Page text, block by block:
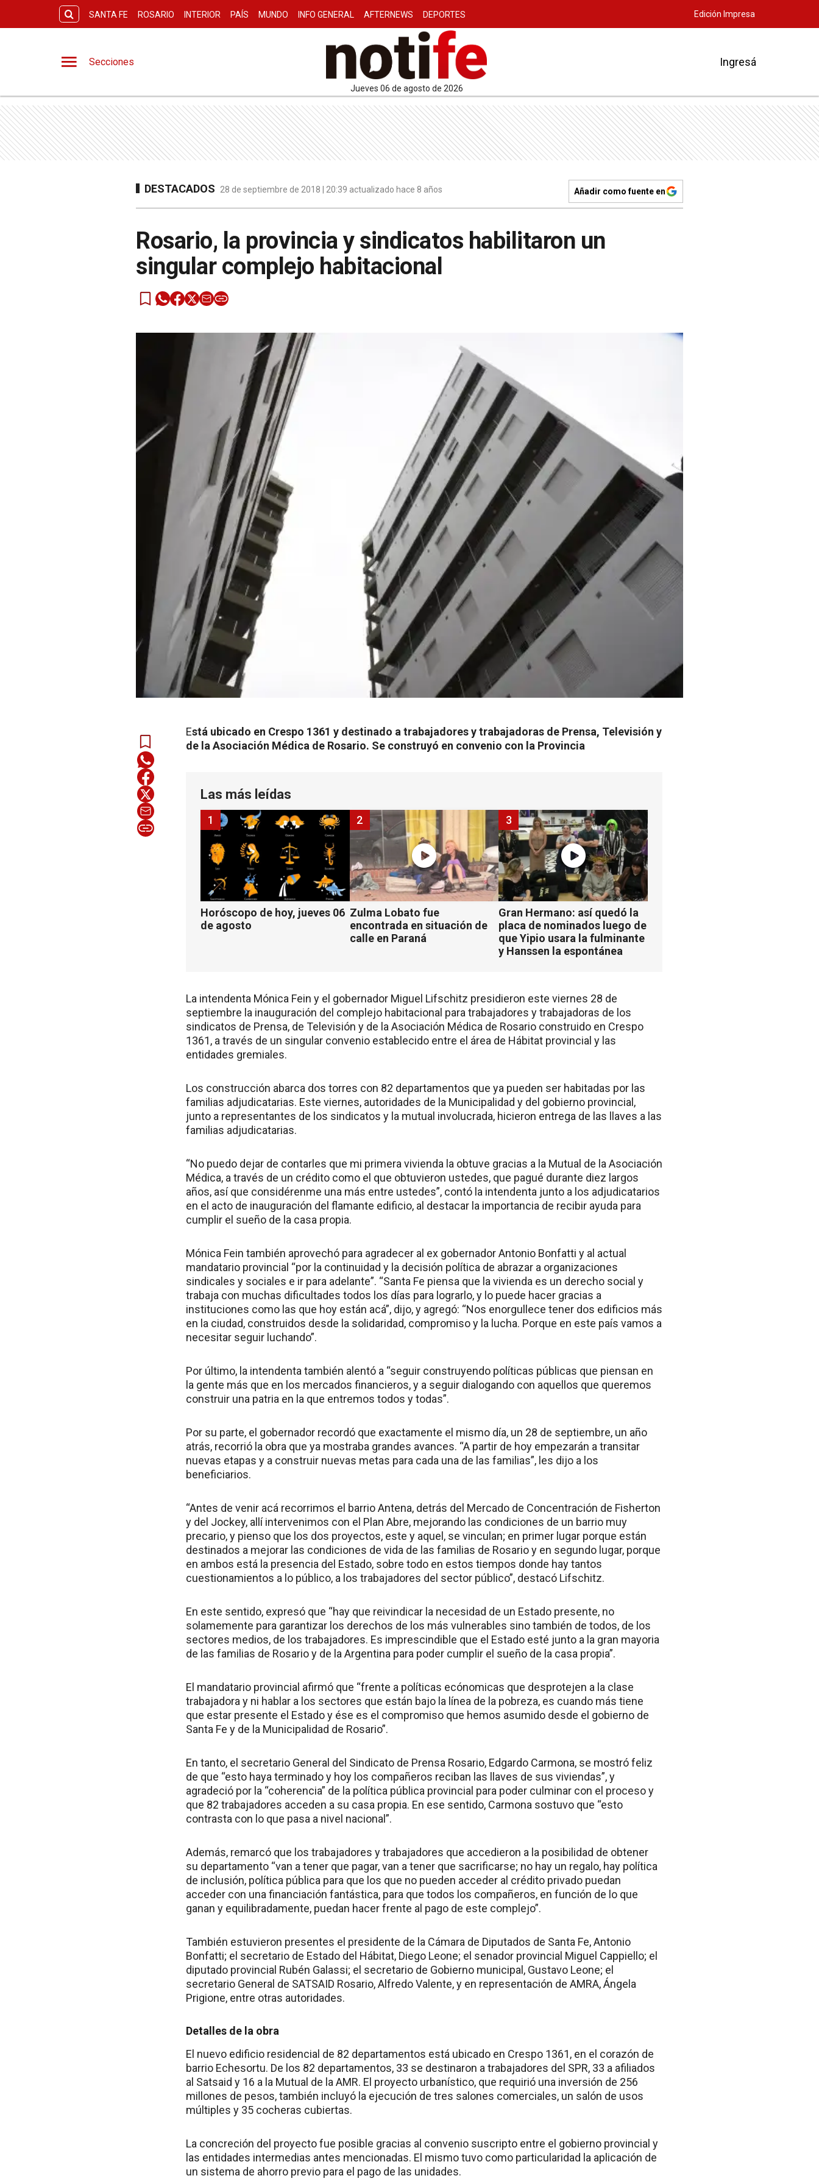
SANTA FE ROSARIO INTERIOR PAÍS MUNDO INFO GENERAL AFTERNEWS DEPORTES Edición Impresa
Secciones
jueves 06 de agosto de 2026
Ingresá
DESTACADOS 28 de septiembre de 2018 | 20:39 actualizado hace 8 años Añadir como fuente en
Rosario, la provincia y sindicatos habilitaron un
singular complejo habitacional
Está ubicado en Crespo 1361 y destinado a trabajadores y trabajadoras de Prensa, Televisión y
de la Asociación Médica de Rosario. Se construyó en convenio con la Provincia
Las más leídas
Horóscopo de hoy, jueves 06
de agosto
1
Zulma Lobato fue
encontrada en situación de
calle en Paraná
2
Gran Hermano: así quedó la
placa de nominados luego de
que Yipio usara la fulminante
y Hanssen la espontánea
3
La intendenta Mónica Fein y el gobernador Miguel Lifschitz presidieron este viernes 28 de
septiembre la inauguración del complejo habitacional para trabajadores y trabajadoras de los
sindicatos de Prensa, de Televisión y de la Asociación Médica de Rosario construido en Crespo
1361, a través de un singular convenio establecido entre el área de Hábitat provincial y las
entidades gremiales.
Los construcción abarca dos torres con 82 departamentos que ya pueden ser habitadas por las
familias adjudicatarias. Este viernes, autoridades de la Municipalidad y del gobierno provincial,
junto a representantes de los sindicatos y la mutual involucrada, hicieron entrega de las llaves a las
familias adjudicatarias.
“No puedo dejar de contarles que mi primera vivienda la obtuve gracias a la Mutual de la Asociación
Médica, a través de un crédito como el que obtuvieron ustedes, que pagué durante diez largos
años, así que considérenme una más entre ustedes”, contó la intendenta junto a los adjudicatarios
en el acto de inauguración del flamante edificio, al destacar la importancia de recibir ayuda para
cumplir el sueño de la casa propia.
Mónica Fein también aprovechó para agradecer al ex gobernador Antonio Bonfatti y al actual
mandatario provincial “por la continuidad y la decisión política de abrazar a organizaciones
sindicales y sociales e ir para adelante”. “Santa Fe piensa que la vivienda es un derecho social y
trabaja con muchas dificultades todos los días para lograrlo, y lo puede hacer gracias a
instituciones como las que hoy están acá”, dijo, y agregó: “Nos enorgullece tener dos edificios más
en la ciudad, construidos desde la solidaridad, compromiso y la lucha. Porque en este país vamos a
necesitar seguir luchando”.
Por último, la intendenta también alentó a “seguir construyendo políticas públicas que piensan en
la gente más que en los mercados financieros, y a seguir dialogando con aquellos que queremos
construir una patria en la que entremos todos y todas”.
Por su parte, el gobernador recordó que exactamente el mismo día, un 28 de septiembre, un año
atrás, recorrió la obra que ya mostraba grandes avances. “A partir de hoy empezarán a transitar
nuevas etapas y a construir nuevas metas para cada una de las familias”, les dijo a los
beneficiarios.
“Antes de venir acá recorrimos el barrio Antena, detrás del Mercado de Concentración de Fisherton
y del Jockey, allí intervenimos con el Plan Abre, mejorando las condiciones de un barrio muy
precario, y pienso que los dos proyectos, este y aquel, se vinculan; en primer lugar porque están
destinados a mejorar las condiciones de vida de las familias de Rosario y en segundo lugar, porque
en ambos está la presencia del Estado, sobre todo en estos tiempos donde hay tantos
cuestionamientos a lo público, a los trabajadores del sector público”, destacó Lifschitz.
En este sentido, expresó que “hay que reivindicar la necesidad de un Estado presente, no
solamemente para garantizar los derechos de los más vulnerables sino también de todos, de los
sectores medios, de los trabajadores. Es imprescindible que el Estado esté junto a la gran mayoria
de las familias de Rosario y de la Argentina para poder cumplir el sueño de la casa propia”.
El mandatario provincial afirmó que “frente a políticas ecónomicas que desprotejen a la clase
trabajadora y ni hablar a los sectores que están bajo la línea de la pobreza, es cuando más tiene
que estar presente el Estado y ése es el compromiso que hemos asumido desde el gobierno de
Santa Fe y de la Municipalidad de Rosario”.
En tanto, el secretario General del Sindicato de Prensa Rosario, Edgardo Carmona, se mostró feliz
de que “esto haya terminado y hoy los compañeros reciban las llaves de sus viviendas”, y
agradeció por la “coherencia” de la política pública provincial para poder culminar con el proceso y
que 82 trabajadores acceden a su casa propia. En ese sentido, Carmona sostuvo que “esto
contrasta con lo que pasa a nivel nacional”.
Además, remarcó que los trabajadores y trabajadores que accedieron a la posibilidad de obtener
su departamento “van a tener que pagar, van a tener que sacrificarse; no hay un regalo, hay política
de inclusión, política pública para que los que no pueden acceder al crédito privado puedan
acceder con una financiación fantástica, para que todos los compañeros, en función de lo que
ganan y equilibradamente, puedan hacer frente al pago de este complejo”.
También estuvieron presentes el presidente de la Cámara de Diputados de Santa Fe, Antonio
Bonfatti; el secretario de Estado del Hábitat, Diego Leone; el senador provincial Miguel Cappiello; el
diputado provincial Rubén Galassi; el secretario de Gobierno municipal, Gustavo Leone; el
secretario General de SATSAID Rosario, Alfredo Valente, y en representación de AMRA, Ángela
Prigione, entre otras autoridades.
Detalles de la obra
El nuevo edificio residencial de 82 departamentos está ubicado en Crespo 1361, en el corazón de
barrio Echesortu. De los 82 departamentos, 33 se destinaron a trabajadores del SPR, 33 a afiliados
al Satsaid y 16 a la Mutual de la AMR. El proyecto urbanístico, que requirió una inversión de 256
millones de pesos, también incluyó la ejecución de tres salones comerciales, un salón de usos
múltiples y 35 cocheras cubiertas.
La concreción del proyecto fue posible gracias al convenio suscripto entre el gobierno provincial y
las entidades intermedias antes mencionadas. El mismo tuvo como particularidad la aplicación de
un sistema de ahorro previo para el pago de las unidades.